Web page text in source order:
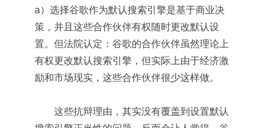
a）选择谷歌作为默认搜索引擎是基于商业决
策，并且这些合作伙伴有权随时更改默认设
置。但法院认定：谷歌的合作伙伴虽然理论上
有权更改默认搜索引擎，但实际上由于经济激
励和市场现实，这些合作伙伴很少这样做。
这些抗辩理由，其实没有覆盖到设置默认